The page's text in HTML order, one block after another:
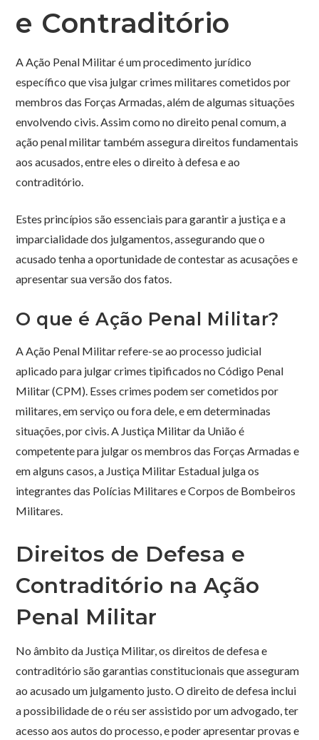
e Contraditório
A Ação Penal Militar é um procedimento jurídico
específico que visa julgar crimes militares cometidos por
membros das Forças Armadas, além de algumas situações
envolvendo civis. Assim como no direito penal comum, a
ação penal militar também assegura direitos fundamentais
aos acusados, entre eles o direito à defesa e ao
contraditório.
Estes princípios são essenciais para garantir a justiça e a
imparcialidade dos julgamentos, assegurando que o
acusado tenha a oportunidade de contestar as acusações e
apresentar sua versão dos fatos.
O que é Ação Penal Militar?
A Ação Penal Militar refere-se ao processo judicial
aplicado para julgar crimes tipificados no Código Penal
Militar (CPM). Esses crimes podem ser cometidos por
militares, em serviço ou fora dele, e em determinadas
situações, por civis. A Justiça Militar da União é
competente para julgar os membros das Forças Armadas e
em alguns casos, a Justiça Militar Estadual julga os
integrantes das Polícias Militares e Corpos de Bombeiros
Militares.
Direitos de Defesa e
Contraditório na Ação
Penal Militar
No âmbito da Justiça Militar, os direitos de defesa e
contraditório são garantias constitucionais que asseguram
ao acusado um julgamento justo. O direito de defesa inclui
a possibilidade de o réu ser assistido por um advogado, ter
acesso aos autos do processo, e poder apresentar provas e